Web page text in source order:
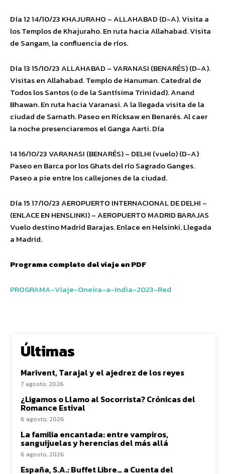
Día 12 14/10/23 KHAJURAHO – ALLAHABAD (D-A). Visita a
los Templos de Khajuraho. En ruta hacia Allahabad. Visita
de Sangam, la confluencia de ríos.
Día 13 15/10/23 ALLAHABAD – VARANASI (BENARÉS) (D-A).
Visitas en Allahabad. Templo de Hanuman. Catedral de
Todos los Santos (o de la Santísima Trinidad). Anand
Bhawan. En ruta hacia Varanasi. A la llegada visita de la
ciudad de Sarnath. Paseo en Ricksaw en Benarés. Al caer
la noche presenciaremos el Ganga Aarti. Día
14 16/10/23 VARANASI (BENARÉS) – DELHI (vuelo) (D-A)
Paseo en Barca por los Ghats del río Sagrado Ganges.
Paseo a pie entre los callejones de la ciudad.
Día 15 17/10/23 AEROPUERTO INTERNACIONAL DE DELHI –
(ENLACE EN HENSLINKI) – AEROPUERTO MADRID BARAJAS
Vuelo destino Madrid Barajas. Enlace en Helsinki. Llegada
a Madrid.
Programa completo del viaje en PDF
PROGRAMA-Viaje-Oneira-a-India-2023-Red
Últimas
Marivent, Tarajal y el ajedrez de los reyes
7 agosto, 2026
¿Ligamos o Llamo al Socorrista? Crónicas del
Romance Estival
6 agosto, 2026
La familia encantada: entre vampiros,
sanguijuelas y herencias del más allá
6 agosto, 2026
España, S.A.: Buffet Libre… a Cuenta del